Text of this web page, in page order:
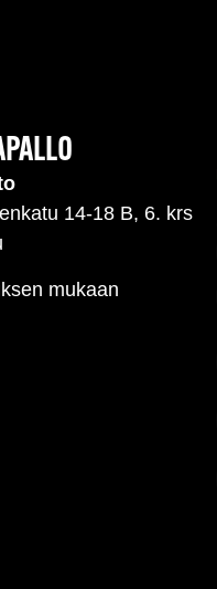
14-18 B, 6. krs
mukaan